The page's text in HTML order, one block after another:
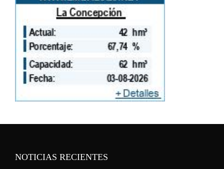
NOTICIAS RECIENTES